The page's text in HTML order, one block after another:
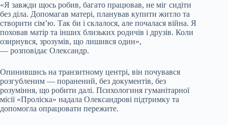
«Я завжди щось робив, багато працював, не міг сидіти
без діла. Допомагав матері, планував купити житло та
створити сім’ю. Так би і склалося, але почалася війна. Я
поховав матір та інших близьких родичів і друзів. Коли
озирнувся, зрозумів, що лишився один»,
— розповідає Олександр.
Опинившись на транзитному центрі, він почувався
розгубленим — поранений, без документів, без
розуміння, що робити далі. Психологиня гуманітарної
місії «Проліска» надала Олександрові підтримку та
допомогла опрацювати пережите.